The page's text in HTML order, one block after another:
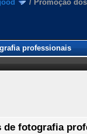
/ Promoção
professionais
de fotografia